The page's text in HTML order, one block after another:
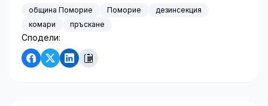
община Поморие Поморие
дезинсекция
комари
пръскане
Сподели: